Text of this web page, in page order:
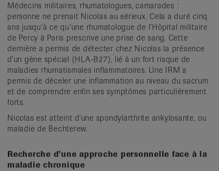
Médecins militaires, rhumatologues, camarades :
personne ne prenait Nicolas au sérieux. Cela a duré cinq
ans jusqu’à ce qu’une rhumatologue de l’Hôpital militaire
de Percy à Paris prescrive une prise de sang. Cette
dernière a permis de détecter chez Nicolas la présence
d’un gène spécial (HLA-B27), lié à un fort risque de
maladies rhumatismales inflammatoires. Une IRM a
permis de déceler une inflammation au niveau du sacrum
et de comprendre enfin ses symptômes particulièrement
forts.
Nicolas est atteint d’une spondylarthrite ankylosante, ou
maladie de Bechterew.
Recherche d’une approche personnelle face à la
maladie chronique